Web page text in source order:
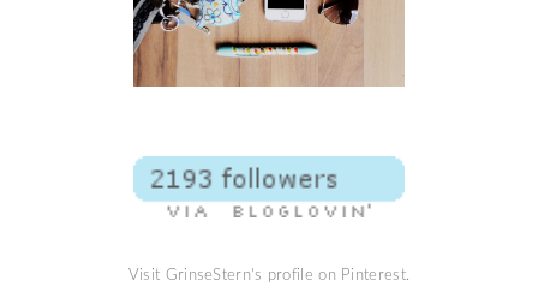
Visit GrinseStern's profile on Pinterest.